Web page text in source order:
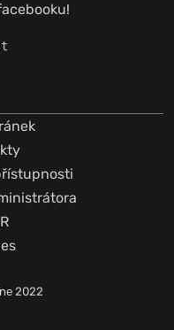
2022